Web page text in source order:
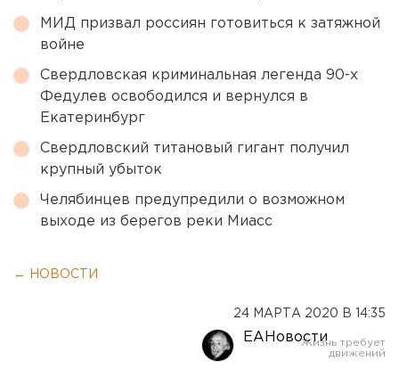
МИД призвал россиян готовиться к затяжной
войне
Свердловская криминальная легенда 90-х
Федулев освободился и вернулся в
Екатеринбург
Свердловский титановый гигант получил
крупный убыток
Челябинцев предупредили о возможном
выходе из берегов реки Миасс
← НОВОСТИ
24 МАРТА 2020 В 14:35
ЕАНовости